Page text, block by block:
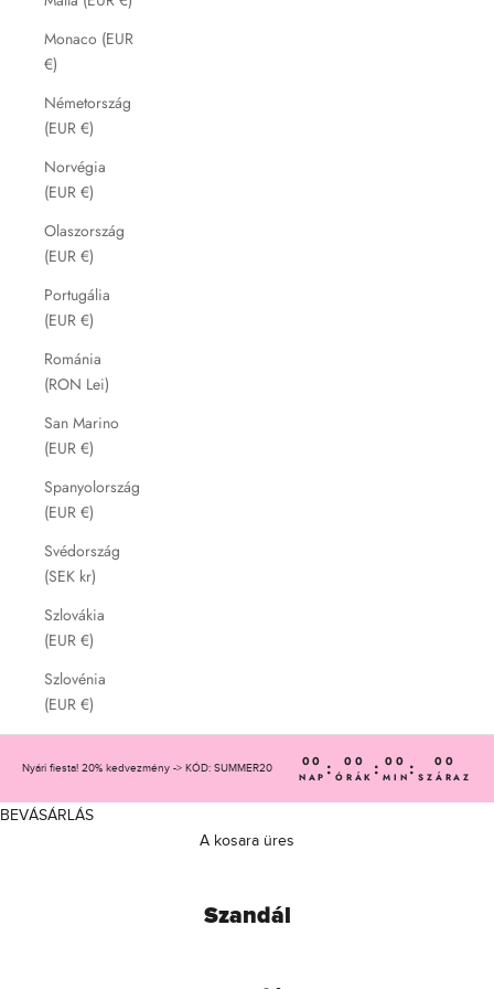
Monaco (EUR
€)
Németország
(EUR €)
Norvégia
(EUR €)
Olaszország
(EUR €)
Portugália
(EUR €)
Románia
(RON Lei)
San Marino
(EUR €)
Spanyolország
(EUR €)
Svédország
(SEK kr)
Szlovákia
(EUR €)
Szlovénia
(EUR €)
Nyári fiesta! 20% kedvezmény -> KÓD: SUMMER20 00
NAP : 00
ÓRÁK : 00
MIN : 00
SZÁRAZ
BEVÁSÁRLÁS
A kosara üres
Szandál